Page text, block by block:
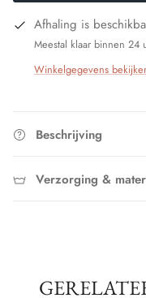
Afhaling is
Meestal klaar binnen 24
Winkelgegevens
Beschrijving
Verzorging &